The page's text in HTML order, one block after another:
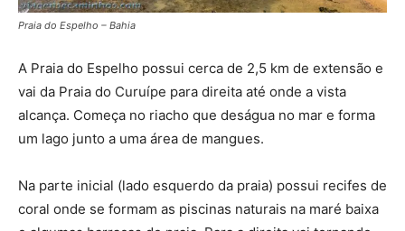
Praia do Espelho – Bahia
A Praia do Espelho possui cerca de 2,5 km de extensão e
vai da Praia do Curuípe para direita até onde a vista
alcança. Começa no riacho que deságua no mar e forma
um lago junto a uma área de mangues.
Na parte inicial (lado esquerdo da praia) possui recifes de
coral onde se formam as piscinas naturais na maré baixa